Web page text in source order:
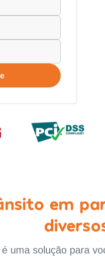
em
uma solução para